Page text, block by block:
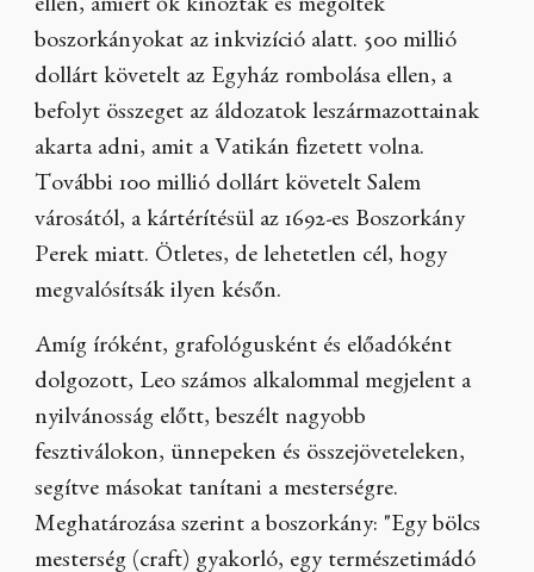
ellen, amiért ők kínoztak és megöltek
boszorkányokat az inkvizíció alatt. 500 millió
dollárt követelt az Egyház rombolása ellen, a
befolyt összeget az áldozatok leszármazottainak
akarta adni, amit a Vatikán fizetett volna.
További 100 millió dollárt követelt Salem
városától, a kártérítésül az 1692-es Boszorkány
Perek miatt. Ötletes, de lehetetlen cél, hogy
megvalósítsák ilyen későn.
Amíg íróként, grafológusként és előadóként
dolgozott, Leo számos alkalommal megjelent a
nyilvánosság előtt, beszélt nagyobb
fesztiválokon, ünnepeken és összejöveteleken,
segítve másokat tanítani a mesterségre.
Meghatározása szerint a boszorkány: "Egy bölcs
mesterség (craft) gyakorló, egy természetimádó